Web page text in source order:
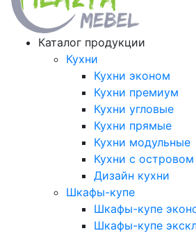
Каталог продукции
Кухни
Кухни эконом
Кухни премиум
Кухни угловые
Кухни прямые
Кухни модульные
Кухни с островом
Дизайн кухни
Шкафы-купе
Шкафы-купе
Шкафы-купе